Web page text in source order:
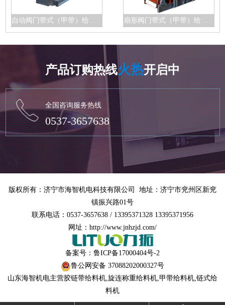
产品订购热线火热开启中
全国咨询服务热线
0537-3657638
版权所有：济宁市海智机电科技有限公司 地址：济宁市兖州区新兖
镇振兴路01号
联系电话：0537-3657638 / 13395371328 13395371956
网址：http://www.jnhzjd.com/
备案号： 鲁ICP备17000404号-2
鲁公网安备 37088202000327号
山东海智机电主营胶链带给料机,旋连称重给料机,甲带给料机,链式给
料机